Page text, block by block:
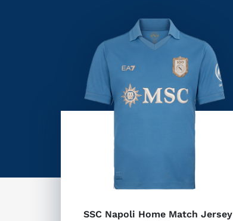
SSC Napoli Home Match Jersey